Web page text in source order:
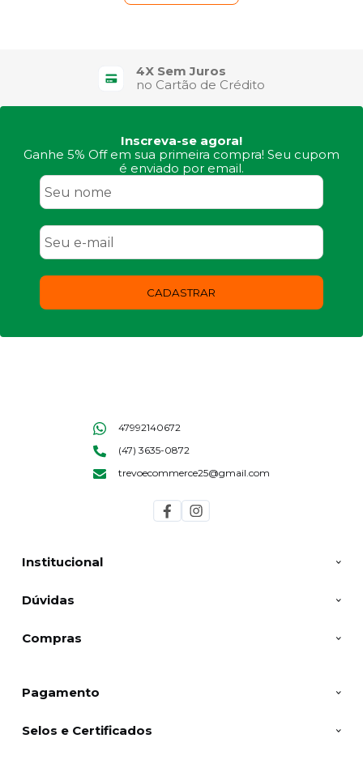
4X Sem Juros
no Cartão de Crédito
Inscreva-se agora!
Ganhe 5% Off em sua primeira compra! Seu cupom
é enviado por email.
CADASTRAR
Institucional
Dúvidas
Compras
47992140672
(47) 3635-0872
trevoecommerce25@gmail.com
Pagamento
Selos e Certificados